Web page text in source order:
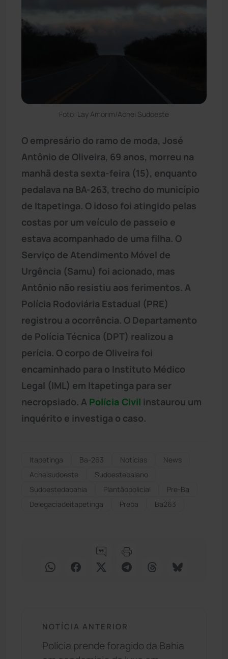
Foto: Lay Amorim/Achei Sudoeste
O empresário do ramo de moda, José
Antônio de Oliveira, 69 anos, morreu na
manhã desta sexta-feira (15), enquanto
pedalava na BA-263, trecho do município
de Itapetinga. O idoso foi atingido pelas
costas por um veículo de passeio e
estava acompanhado de uma filha. O
Serviço de Atendimento Móvel de
Urgência (Samu) foi acionado, mas
Antônio não resistiu aos ferimentos. A
Polícia Rodoviária Estadual (PRE)
registrou a ocorrência. O Departamento
de Polícia Técnica (DPT) realizou a
perícia. O corpo de Oliveira foi
encaminhado para o Instituto Médico
Legal (IML) em Itapetinga para ser
necropsiado. A Polícia Civil instaurou um
inquérito e investiga o caso.
Itapetinga Ba-263 Notícias
News
Acheisudoeste
Sudoestebaiano
Sudoestedabahia
Plantãopolicial
Pre-Ba
Delegaciadeitapetinga
Preba Ba263
NOTÍCIA ANTERIOR
Polícia prende foragido da Bahia